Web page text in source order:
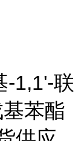
-1,1'-联
苯酯